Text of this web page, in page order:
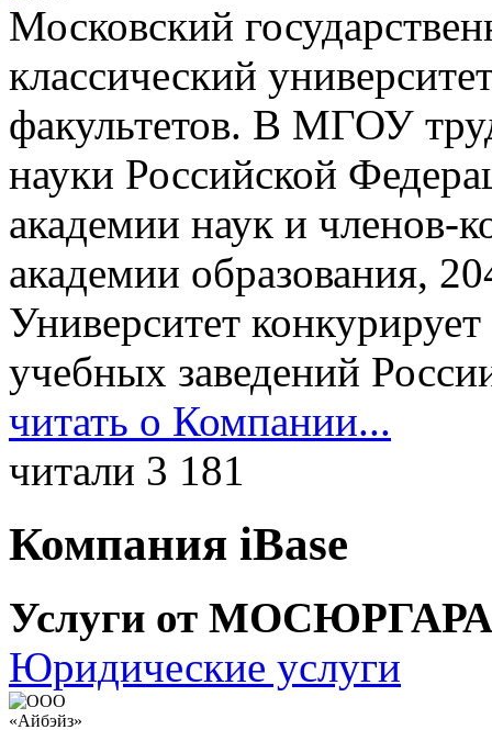
Московский
классический
факультетов. В МГОУ
науки Российской
академии наук и членов-
академии образования,
Университет
учебных заведений
читать о Компании...
читали 3 181
Компания iBase
Услуги от
Юридические услуги